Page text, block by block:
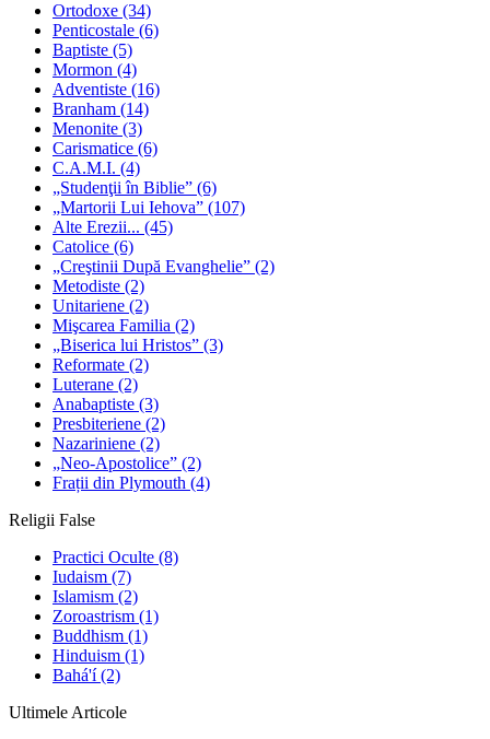
Ortodoxe (34)
Penticostale (6)
Baptiste (5)
Mormon (4)
Adventiste (16)
Branham (14)
Menonite (3)
Carismatice (6)
C.A.M.I. (4)
„Studenţii în Biblie” (6)
„Martorii Lui Iehova” (107)
Alte Erezii... (45)
Catolice (6)
„Creştinii După Evanghelie” (2)
Metodiste (2)
Unitariene (2)
Mişcarea Familia (2)
„Biserica lui Hristos” (3)
Reformate (2)
Luterane (2)
Anabaptiste (3)
Presbiteriene (2)
Nazariniene (2)
„Neo-Apostolice” (2)
Frații din Plymouth (4)
Religii False
Practici Oculte (8)
Iudaism (7)
Islamism (2)
Zoroastrism (1)
Buddhism (1)
Hinduism (1)
Bahá'í(2)
Ultimele Articole